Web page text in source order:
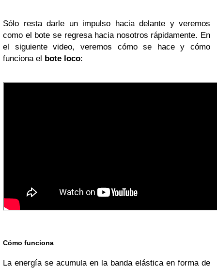
Sólo resta darle un impulso hacia delante y veremos
como el bote se regresa hacia nosotros rápidamente. En
el siguiente video, veremos cómo se hace y cómo
funciona el
bote loco:
Cómo funciona
La energía se acumula en la banda elástica en forma de